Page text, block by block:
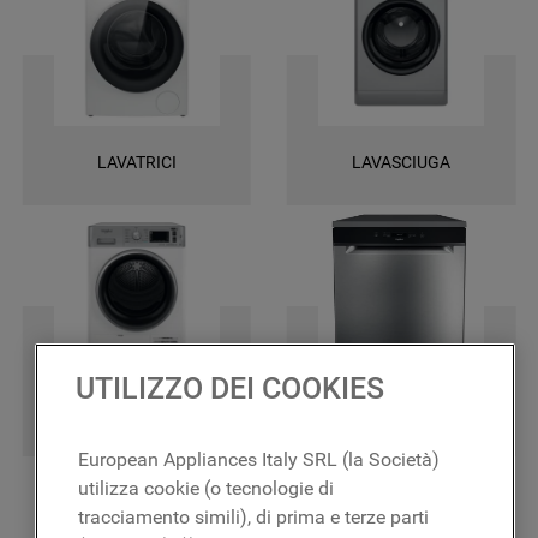
una garanzia di 2 anni su tutti i ricambi e la certezza di ottenere le
massime prestazioni.
LAVATRICI LAVASCIUGA
UTILIZZO DEI COOKIES
European Appliances Italy SRL (la Società)
utilizza cookie (o tecnologie di
tracciamento simili), di prima e terze parti